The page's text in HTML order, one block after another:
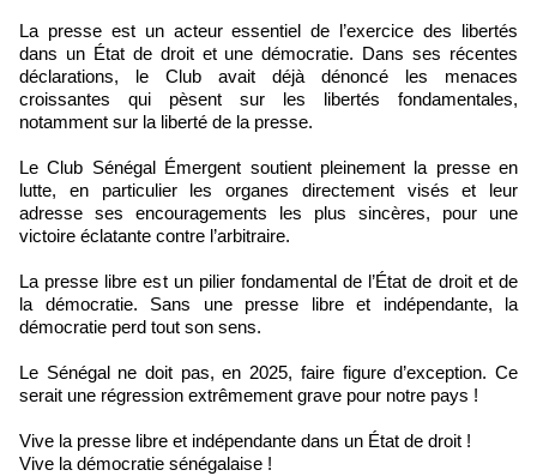
La presse est un acteur essentiel de l’exercice des libertés
dans un État de droit et une démocratie. Dans ses récentes
déclarations, le Club avait déjà dénoncé les menaces
croissantes qui pèsent sur les libertés fondamentales,
notamment sur la liberté de la presse.
Le Club Sénégal Émergent soutient pleinement la presse en
lutte, en particulier les organes directement visés et leur
adresse ses encouragements les plus sincères, pour une
victoire éclatante contre l’arbitraire.
La presse libre est un pilier fondamental de l’État de droit et de
la démocratie. Sans une presse libre et indépendante, la
démocratie perd tout son sens.
Le Sénégal ne doit pas, en 2025, faire figure d’exception. Ce
serait une régression extrêmement grave pour notre pays !
Vive la presse libre et indépendante dans un État de droit !
Vive la démocratie sénégalaise !